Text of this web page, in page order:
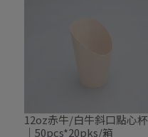
12oz赤牛/白牛斜口點心杯
｜50pcs*20pks/箱